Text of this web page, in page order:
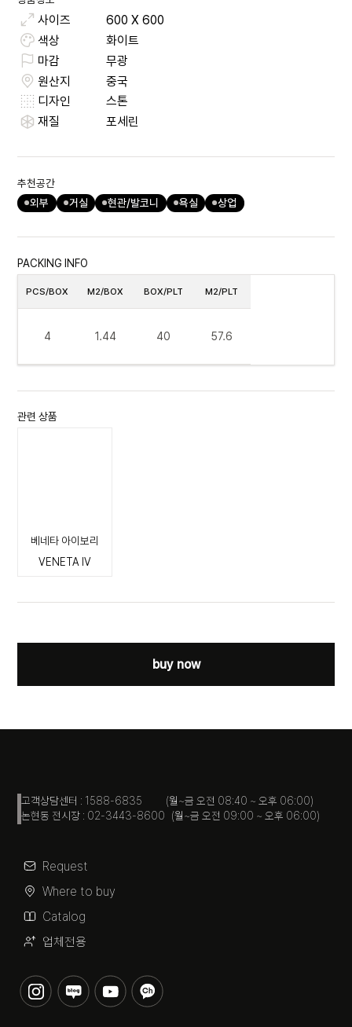
사이즈 600 X 600
색상
화이트
마감
무광
원산지
중국
디자인
스톤
재질
포세린
추천공간
외부
거실 현관/발코니 욕실 상업
PACKING INFO
PCS/BOX
4
M2/BOX
1.44
BOX/PLT
40
M2/PLT
57.6
관련 상품
베네타 아이보리
VENETA IV
buy now
고객상담센터 : 1588-6835 (월~금 오전 08:40 ~ 오후 06:00)
논현동 전시장 : 02-3443-8600 (월~금 오전 09:00 ~ 오후 06:00)
Request
Where to buy
Catalog
업체전용